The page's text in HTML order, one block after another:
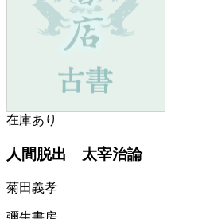
在庫あり
人間脱出 太宰治論
菊田義孝